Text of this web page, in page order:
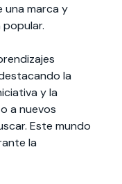
una marca y
la
y la
a nuevos
Este mundo
la